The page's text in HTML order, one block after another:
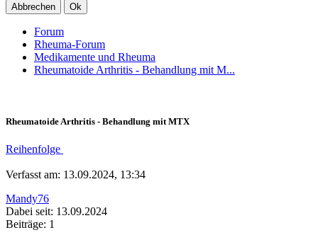
Abbrechen Ok
Forum
Rheuma-Forum
Medikamente und Rheuma
Rheumatoide Arthritis - Behandlung mit M...
Rheumatoide Arthritis - Behandlung mit MTX
Reihenfolge
Verfasst am: 13.09.2024, 13:34
Mandy76
Dabei seit: 13.09.2024
Beiträge: 1